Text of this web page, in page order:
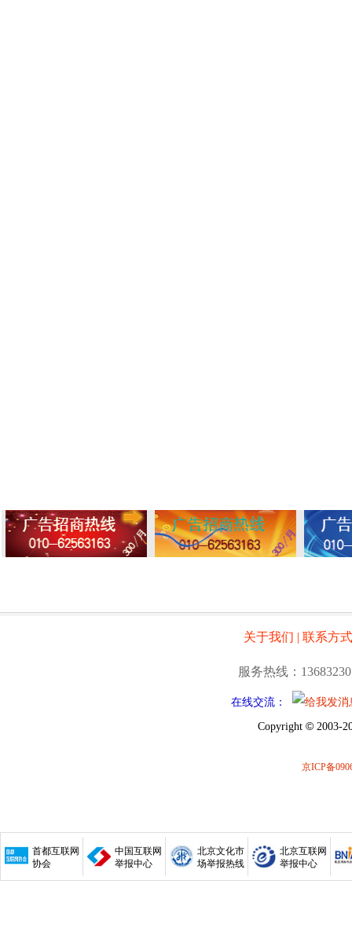
关于我们 | 联系方式
服务热线：
在线交流：
Copyright © 2003-
京ICP备
首都互联网
协会
中国互联网
举报中心
北京文化市
场举报热线
北京互联网
举报中心